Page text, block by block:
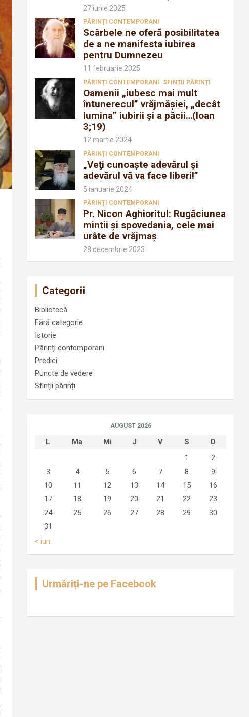
27 iunie 2025
PĂRINȚI CONTEMPORANI
Scârbele ne oferă posibilitatea
de a ne manifesta iubirea
pentru Dumnezeu
11 februarie 2025
PĂRINȚI CONTEMPORANI SFINȚII PĂRINȚI
Oamenii „iubesc mai mult
întunerecul” vrăjmăşiei, „decât
lumina” iubirii şi a păcii…(Ioan
3;19)
12 martie 2024
PĂRINȚI CONTEMPORANI
„Veţi cunoaşte adevărul şi
adevărul vă va face liberi!”
5 ianuarie 2024
PĂRINȚI CONTEMPORANI
Pr. Nicon Aghioritul: Rugăciunea
mintii și spovedania, cele mai
urâte de vrăjmaș
28 decembrie 2023
Categorii
Bibliotecă
Fără categorie
Istorie
Părinți contemporani
Predici
Puncte de vedere
Sfinții părinți
AUGUST 2026
L Ma Mi J V S
D
1
2
3
4 5 6 7 8
9
10
11 12 13 14 15
16
17
18 19 20 21 22
23
24
25 26 27 28 29
30
31
« iun.
Urmăriți-ne pe Facebook